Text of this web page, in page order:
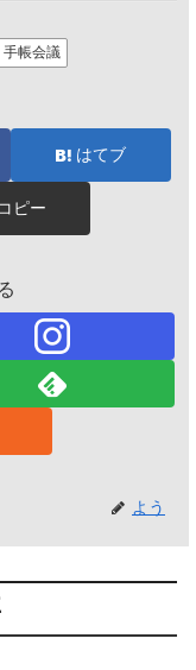
手帳会議
はてブ
コピー
よう